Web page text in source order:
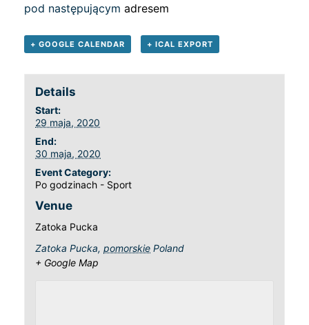
pod następującym adresem
+ GOOGLE CALENDAR + ICAL EXPORT
Details
Start:
29 maja, 2020
End:
30 maja, 2020
Event Category:
Po godzinach - Sport
Venue
Zatoka Pucka
Zatoka Pucka, pomorskie Poland
+ Google Map